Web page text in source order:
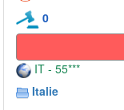
0
IT - 55***
Italie